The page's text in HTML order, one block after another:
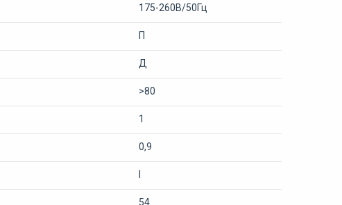
175-260В/50Гц
П
Д
>80
1
0,9
54